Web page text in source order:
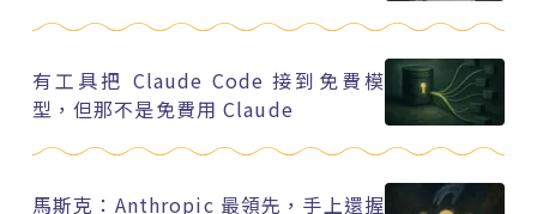
有工具把 Claude Code 接到免費模
型，但那不是免費用 Claude
馬斯克：Anthropic 最領先，手上還握